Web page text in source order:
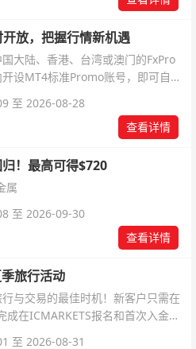
放，把握行情新机遇
大陆、香港、台湾或澳门的FxPro
设MT4标准Promo账号，即可自动
至 2026-08-28
查看详情
！最高可得$720
属
至 2026-09-30
查看详情
旅行活动
与交易的最佳时机！新客户只需在
在ICMARKETS报名和首次入金即
至 2026-08-31